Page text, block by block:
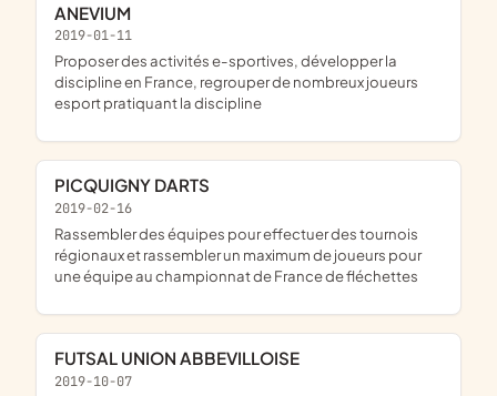
ANEVIUM
2019-01-11
proposer des activités e-sportives, développer la
discipline en France, regrouper de nombreux joueurs
esport pratiquant la discipline
PICQUIGNY DARTS
2019-02-16
rassembler des équipes pour effectuer des tournois
régionaux et rassembler un maximum de joueurs pour
une équipe au championnat de France de fléchettes
FUTSAL UNION ABBEVILLOISE
2019-10-07